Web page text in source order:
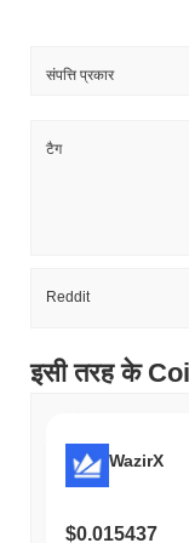
मैं LUKSO
है। सबसे सक्रिय
से
LUKSO की
पिछले 24 घंटों में,
LUKSO का मूल्य
सर्वकालिक निम्न (ATL):
संपत्ति प्रकार
टैग
Reddit
इसी तरह के
WazirX
$0.015437